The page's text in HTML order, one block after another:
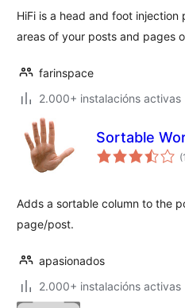
HiFi is a head and foot
areas of your posts and pages
farinspace
2.000+ instalacións activas
Sortable
Adds a sortable column to the
page/post.
apasionados
2.000+ instalacións activas